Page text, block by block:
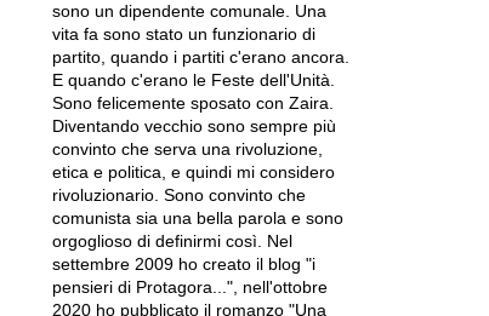
sono un dipendente comunale. Una
vita fa sono stato un funzionario di
partito, quando i partiti c'erano ancora.
E quando c'erano le Feste dell'Unità.
Sono felicemente sposato con Zaira.
Diventando vecchio sono sempre più
convinto che serva una rivoluzione,
etica e politica, e quindi mi considero
rivoluzionario. Sono convinto che
comunista sia una bella parola e sono
orgoglioso di definirmi così. Nel
settembre 2009 ho creato il blog "i
pensieri di Protagora...", nell'ottobre
2020 ho pubblicato il romanzo "Una